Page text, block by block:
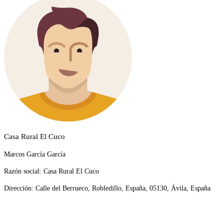
Casa Rural El Cuco
Marcos García García
Razón social: Casa Rural El Cuco
Dirección: Calle del Berrueco, Robledillo, España, 05130, Ávila, España